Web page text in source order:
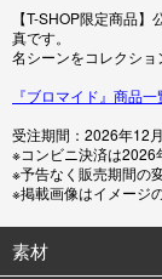
【T-SHOP限定商品
真です。
名シーンをコレクショ
『ブロマイド』商品
受注期間：2026年12
※コンビニ決済は2026
※予告なく販売期間の
※掲載画像はイメージ
素材